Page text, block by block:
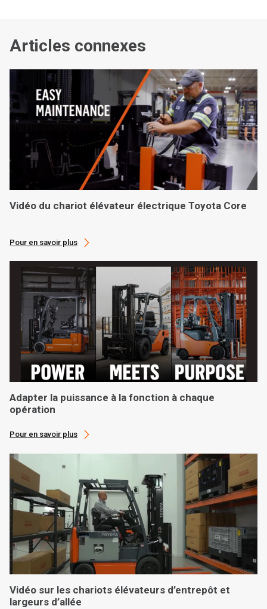
Articles connexes
Vidéo du chariot élévateur électrique Toyota Core
Pour en savoir plus
Adapter la puissance à la fonction à chaque
opération
Pour en savoir plus
Vidéo sur les chariots élévateurs d’entrepôt et
largeurs d’allée